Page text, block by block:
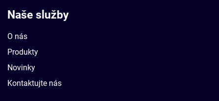
Naše služby
O nás
Produkty
Novinky
Kontaktujte nás